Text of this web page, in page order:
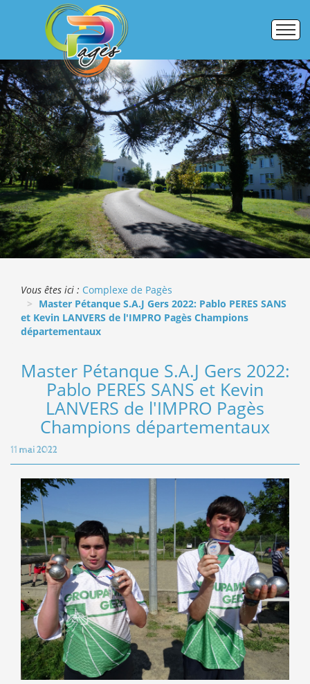
Accueil
Établissements
Pôle formation
Activités commerciales
Galerie photos
ERASMUS +
Vous êtes ici : Complexe de Pagès
Master Pétanque S.A.J Gers 2022: Pablo PERES SANS
et Kevin LANVERS de l'IMPRO Pagès Champions
départementaux
Master Pétanque S.A.J Gers 2022:
Pablo PERES SANS et Kevin
LANVERS de l'IMPRO Pagès
Champions départementaux
11 mai 2022